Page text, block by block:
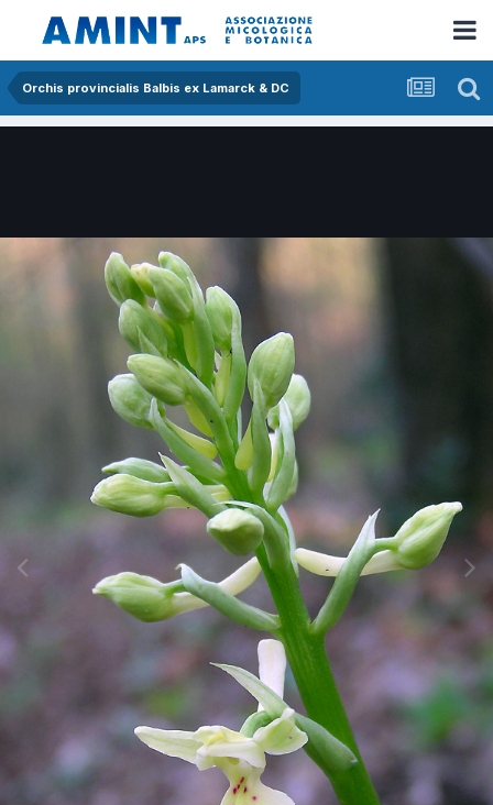
Orchis provincialis Balbis ex Lamarck & DC